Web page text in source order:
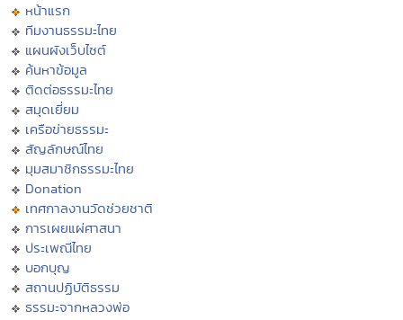
หน้าแรก
ทีมงานธรรมะไทย
แผนผังเว็บไซต์
ค้นหาข้อมูล
ติดต่อธรรมะไทย
สมุดเยี่ยม
เครือข่ายธรรมะ
สัญลักษณ์ไทย
มุมสมาชิกธรรมะไทย
Donation
เทศกาลงานวัดช่วยชาติ
การเผยแผ่ศาสนา
ประเพณีไทย
บอกบุญ
สถานปฏิบัติธรรม
ธรรมะจากหลวงพ่อ